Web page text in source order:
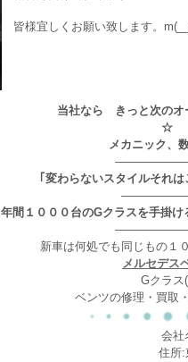
皆様宜しくお願い致します。
当社なら きっと次のオ
☆
メカニック、
｢変わらないスタイルそれ
年間１０００台のGクラスを手掛
新車は何処でも同じもの１
メルセデス
Gクラス
ベンツの修理・買取
会社
住所: